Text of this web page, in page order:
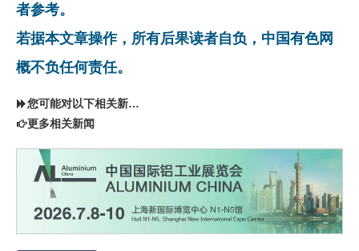
者参考。
若据本文章操作，所有后果读者自负，中国有色网
概不负任何责任。
您可能对以下相关新闻同样感兴趣
更多相关新闻